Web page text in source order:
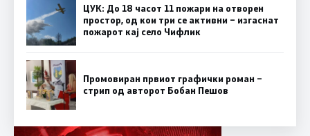
ЦУК: До 18 часот 11 пожари на отворен
простор, од кои три се активни – изгаснат
пожарот кај село Чифлик
Промовиран првиот графички роман –
стрип од авторот Бобан Пешов